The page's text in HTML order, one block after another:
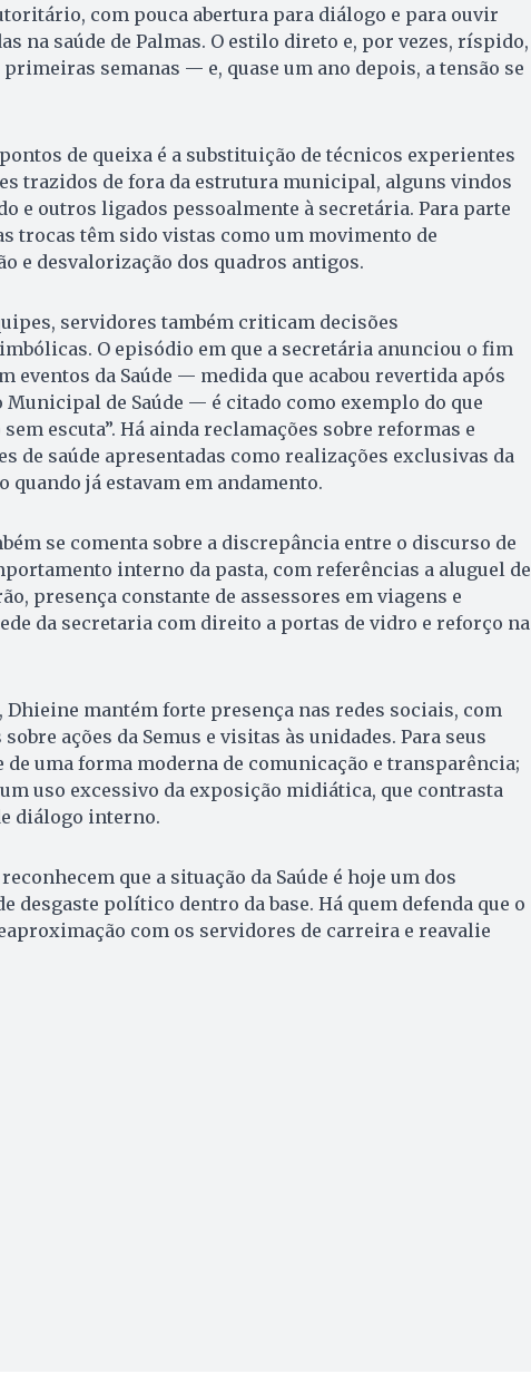
com pouca abertura para diálogo e para ouvir
na saúde de Palmas. O estilo direto e, por vezes, ríspido,
semanas — e, quase um ano depois, a tensão se
de queixa é a substituição de técnicos experientes
trazidos de fora da estrutura municipal, alguns vindos
e outros ligados pessoalmente à secretária. Para parte
trocas têm sido vistas como um movimento de
e desvalorização dos quadros antigos.
servidores também criticam decisões
O episódio em que a secretária anunciou o fim
eventos da Saúde — medida que acabou revertida após
Municipal de Saúde — é citado como exemplo do que
sem escuta”. Há ainda reclamações sobre reformas e
de saúde apresentadas como realizações exclusivas da
quando já estavam em andamento.
se comenta sobre a discrepância entre o discurso de
interno da pasta, com referências a aluguel de
presença constante de assessores em viagens e
da secretaria com direito a portas de vidro e reforço na
Dhieine mantém forte presença nas redes sociais, com
ações da Semus e visitas às unidades. Para seus
de uma forma moderna de comunicação e transparência;
uso excessivo da exposição midiática, que contrasta
diálogo interno.
que a situação da Saúde é hoje um dos
desgaste político dentro da base. Há quem defenda que o
com os servidores de carreira e reavalie